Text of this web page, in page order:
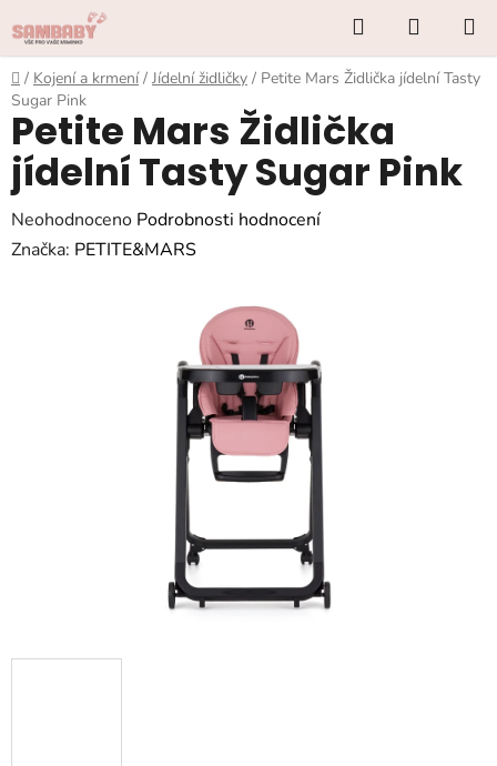
na
obsah
Hledat
KOŠÍK
Domů
/ Kojení a krmení / Jídelní židličky / Petite Mars Židlička jídelní Tasty
Sugar Pink
Petite Mars Židlička
jídelní Tasty Sugar Pink
Průměrné
hodnocení
Neohodnoceno Podrobnosti hodnocení
Značka: PETITE&MARS